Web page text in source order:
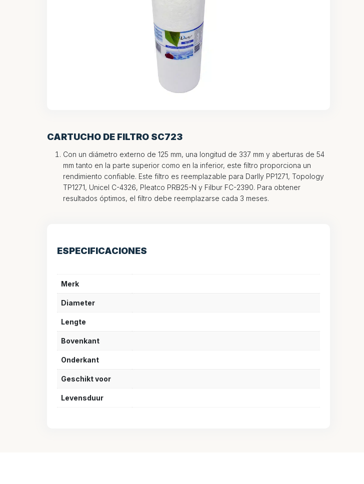
CARTUCHO DE FILTRO SC723
Con un diámetro externo de 125 mm, una longitud de 337 mm y aberturas de 54
mm tanto en la parte superior como en la inferior, este filtro proporciona un
rendimiento confiable. Este filtro es reemplazable para Darlly PP1271, Topology
TP1271, Unicel C-4326, Pleatco PRB25-N y Filbur FC-2390. Para obtener
resultados óptimos, el filtro debe reemplazarse cada 3 meses.
ESPECIFICACIONES
Merk
Diameter
Lengte
Bovenkant
Onderkant
Geschikt voor
Levensduur